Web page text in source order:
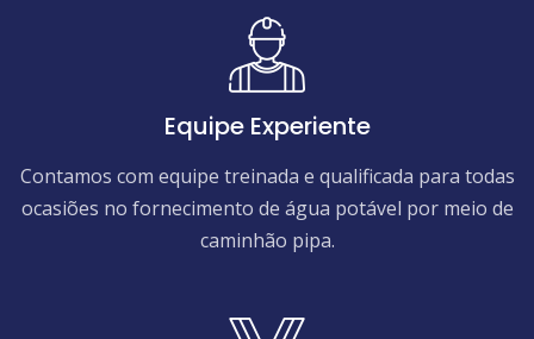
Equipe Experiente
Contamos com equipe treinada e qualificada para todas
ocasiões no fornecimento de água potável por meio de
caminhão pipa.